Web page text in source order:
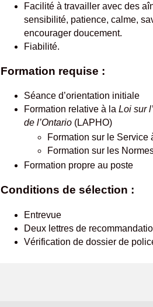
Facilité à travailler avec des
sensibilité, patience, calme,
encourager doucement.
Fiabilité.
Formation requise :
Séance d’orientation initiale
Formation relative à la Loi sur
de l’Ontario (LAPHO)
Formation sur le Service
Formation sur les
Formation propre au poste
Conditions de sélection :
Entrevue
Deux lettres de
Vérification de dossier de